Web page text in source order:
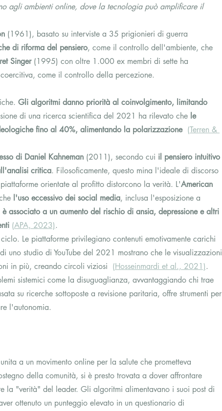
agli ambienti online, dove la tecnologia può amplificare il
(1961), basato su interviste a 35 prigionieri di guerra
di riforma del pensiero, come il controllo dell'ambiente, che
Singer (1995) con oltre 1.000 ex membri di sette ha
come il controllo della percezione.
Gli algoritmi danno priorità al coinvolgimento, limitando
di una ricerca scientifica del 2021 ha rilevato che le
fino al 40%, alimentando la polarizzazione (Terren &
di Daniel Kahneman (2011), secondo cui il pensiero intuitivo
critica. Filosoficamente, questo mina l'ideale di discorso
orientate al profitto distorcono la verità. L'American
l'uso eccessivo dei social media, inclusa l'esposizione a
è associato a un aumento del rischio di ansia, depressione e altri
(APA, 2023).
Le piattaforme privilegiano contenuti emotivamente carichi
uno studio di YouTube del 2021 mostrano che le visualizzazioni
in più, creando circoli viziosi (Hosseinmardi et al., 2021).
sistemici come la disuguaglianza, avvantaggiando chi trae
su ricerche sottoposte a revisione paritaria, offre strumenti per
l'autonomia.
a un movimento online per la salute che prometteva
della comunità, si è presto trovata a dover affrontare
la "verità" del leader. Gli algoritmi alimentavano i suoi post di
ottenuto un punteggio elevato in un questionario di